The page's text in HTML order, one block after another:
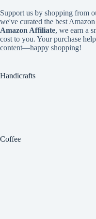
Support us by shopping from
we've curated the best
Amazon Affiliate, we earn a
cost to you. Your purchase
content—happy shopping!
Handicrafts
Coffee